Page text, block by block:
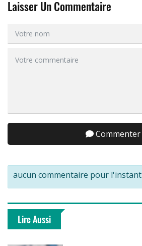
Laisser Un Commentaire
Commenter
aucun commentaire pour l'instant
Lire Aussi